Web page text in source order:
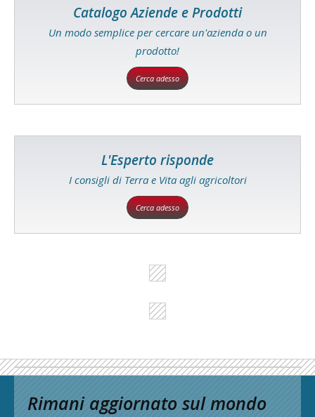
Catalogo Aziende e Prodotti
Un modo semplice per cercare un'azienda o un
prodotto!
Cerca adesso
L'Esperto risponde
I consigli di Terra e Vita agli agricoltori
Cerca adesso
Rimani aggiornato sul mondo